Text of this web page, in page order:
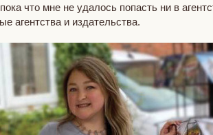
что мне не удалось попасть ни в
агентства и издательства.